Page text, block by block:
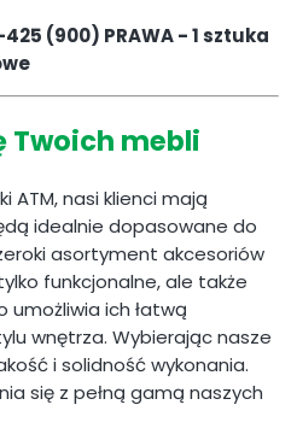
(900) PRAWA - 1 sztuka
Twoich mebli
ATM, nasi klienci mają
idealnie dopasowane do
asortyment akcesoriów
funkcjonalne, ale także
ich łatwą
wnętrza. Wybierając nasze
i solidność wykonania.
się z pełną gamą naszych